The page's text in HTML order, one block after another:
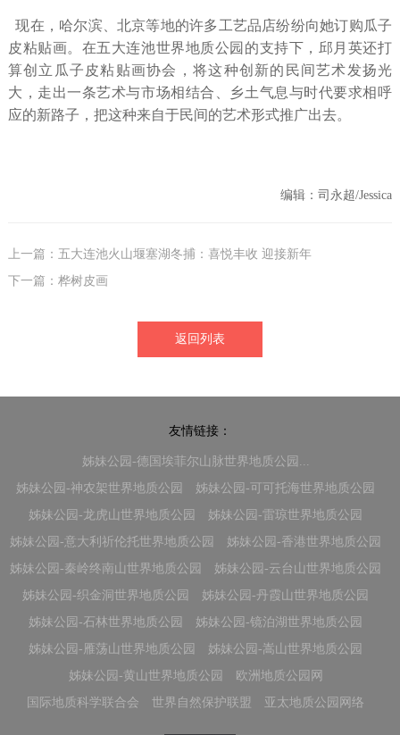
现在，哈尔滨、北京等地的许多工艺品店纷纷向她订购瓜子
皮粘贴画。在五大连池世界地质公园的支持下，邱月英还打
算创立瓜子皮粘贴画协会，将这种创新的民间艺术发扬光
大，走出一条艺术与市场相结合、乡土气息与时代要求相呼
应的新路子，把这种来自于民间的艺术形式推广出去。
编辑：司永超/Jessica
上一篇：五大连池火山堰塞湖冬捕：喜悦丰收 迎接新年
下一篇：桦树皮画
返回列表
友情链接：
姊妹公园-德国埃菲尔山脉世界地质公园...
姊妹公园-神农架世界地质公园
姊妹公园-可可托海世界地质公园
姊妹公园-龙虎山世界地质公园
姊妹公园-雷琼世界地质公园
姊妹公园-意大利祈伦托世界地质公园
姊妹公园-香港世界地质公园
姊妹公园-秦岭终南山世界地质公园
姊妹公园-云台山世界地质公园
姊妹公园-织金洞世界地质公园
姊妹公园-丹霞山世界地质公园
姊妹公园-石林世界地质公园
姊妹公园-镜泊湖世界地质公园
姊妹公园-雁荡山世界地质公园
姊妹公园-嵩山世界地质公园
姊妹公园-黄山世界地质公园
欧洲地质公园网
国际地质科学联合会
世界自然保护联盟 亚太地质公园网络